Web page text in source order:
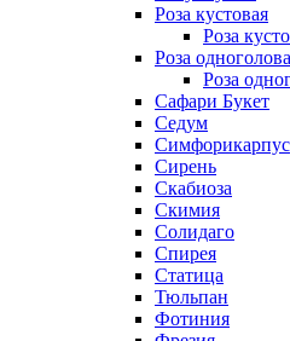
Роза кустовая
Роза
Роза
Роза
Сафари Букет
Седум
Симфорикарпус
Сирень
Скабиоза
Скимия
Солидаго
Спирея
Статица
Тюльпан
Фотиния